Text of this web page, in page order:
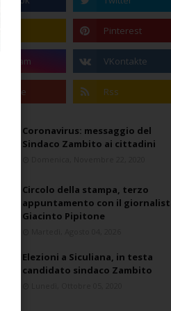
Coronavirus: messaggio del
Sindaco Zambito ai cittadini
Circolo della stampa, terzo
appuntamento con il
Giacinto Pipitone
Elezioni a Siculiana, in testa
candidato sindaco Zambito